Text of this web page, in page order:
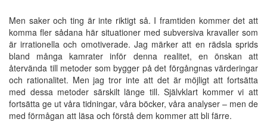
Men saker och ting är inte riktigt så. I framtiden kommer det att
komma fler sådana här situationer med subversiva kravaller som
är irrationella och omotiverade. Jag märker att en rädsla sprids
bland många kamrater inför denna realitet, en önskan att
återvända till metoder som bygger på det förgångnas värderingar
och rationalitet. Men jag tror inte att det är möjligt att fortsätta
med dessa metoder särskilt länge till. Självklart kommer vi att
fortsätta ge ut våra tidningar, våra böcker, våra analyser – men de
med förmågan att läsa och förstå dem kommer att bli färre.